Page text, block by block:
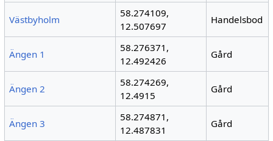
Västbyholm
58.274109,
12.507697
Handelsbod
Ängen 1
58.276371,
12.492426
Gård
Ängen 2
58.274269,
12.4915
Gård
Ängen 3
58.274871,
12.487831
Gård